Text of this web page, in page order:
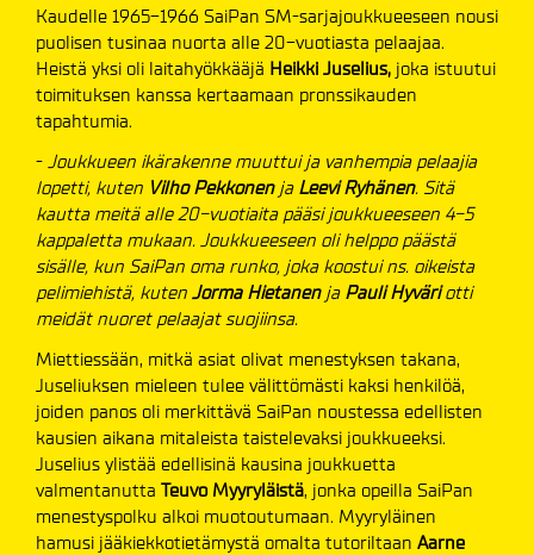
Kaudelle 1965-1966 SaiPan SM-sarjajoukkueeseen nousi
puolisen tusinaa nuorta alle 20-vuotiasta pelaajaa.
Heistä yksi oli laitahyökkääjä Heikki Juselius, joka istuutui
toimituksen kanssa kertaamaan pronssikauden
tapahtumia.
- Joukkueen ikärakenne muuttui ja vanhempia pelaajia
lopetti, kuten Vilho Pekkonen ja Leevi Ryhänen. Sitä
kautta meitä alle 20-vuotiaita pääsi joukkueeseen 4-5
kappaletta mukaan. Joukkueeseen oli helppo päästä
sisälle, kun SaiPan oma runko, joka koostui ns. oikeista
pelimiehistä, kuten Jorma Hietanenja Pauli Hyväriotti
meidät nuoret pelaajat suojiinsa.
Miettiessään, mitkä asiat olivat menestyksen takana,
Juseliuksen mieleen tulee välittömästi kaksi henkilöä,
joiden panos oli merkittävä SaiPan noustessa edellisten
kausien aikana mitaleista taistelevaksi joukkueeksi.
Juselius ylistää edellisinä kausina joukkuetta
valmentanutta Teuvo Myyryläistä, jonka opeilla SaiPan
menestyspolku alkoi muotoutumaan. Myyryläinen
hamusi jääkiekkotietämystä omalta tutoriltaan Aarne